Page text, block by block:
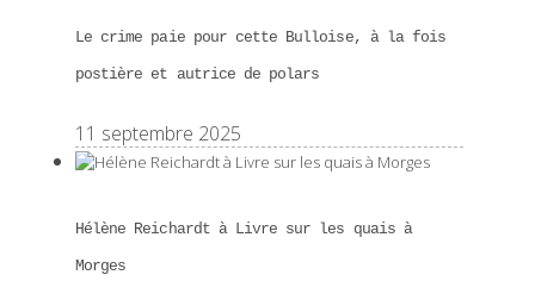
Le crime paie pour cette Bulloise, à la fois
postière et autrice de polars
11 septembre 2025
Hélène Reichardt à Livre sur les quais à
Morges